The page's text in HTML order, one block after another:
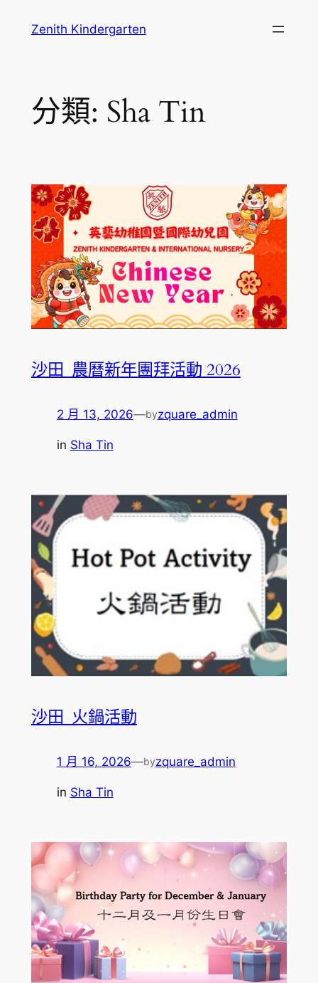
Zenith Kindergarten
分類: Sha Tin
沙田_農曆新年團拜活動 2026
2 月 13, 2026—byzquare_admin
in Sha Tin
沙田_火鍋活動
1 月 16, 2026—byzquare_admin
in Sha Tin